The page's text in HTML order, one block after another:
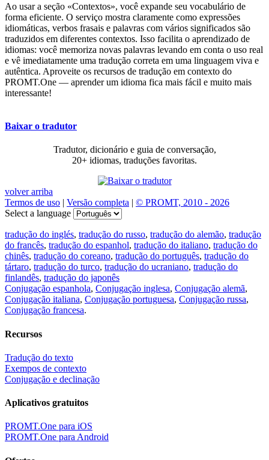
Ao usar a seção «Contextos», você expande seu vocabulário de
forma eficiente. O serviço mostra claramente como expressões
idiomáticas, verbos frasais e palavras com vários significados são
traduzidos em diferentes contextos. Isso facilita o aprendizado de
idiomas: você memoriza novas palavras levando em conta o uso real
e vê imediatamente uma tradução correta em uma linguagem viva e
autêntica. Aproveite os recursos de tradução em contexto do
PROMT.One — aprender um idioma fica mais fácil e muito mais
interessante!
Baixar o tradutor
Tradutor, dicionário e guia de conversação,
20+ idiomas, traduções favoritas.
volver arriba
Termos de uso | Versão completa | © PROMT, 2010 - 2026
Select a language
tradução do inglés, tradução do russo, tradução do alemão, tradução
do francês, tradução do espanhol, tradução do italiano, tradução do
chinês, tradução do coreano, tradução do português, tradução do
tártaro, tradução do turco, tradução do ucraniano, tradução do
finlandês, tradução do japonês
Conjugação espanhola, Conjugação inglesa, Conjugação alemã,
Conjugação italiana, Conjugação portuguesa, Conjugação russa,
Conjugação francesa.
Recursos
Tradução do texto
Exempos de contexto
Conjugação e declinação
Aplicativos gratuitos
PROMT.One para iOS
PROMT.One para Android